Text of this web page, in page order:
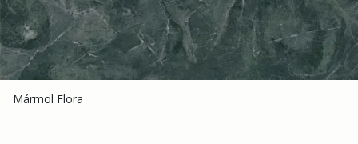
M​ármol Flora